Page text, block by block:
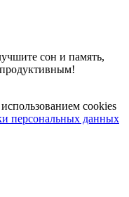
сон и память,
продуктивным!
cookies
персональных данных